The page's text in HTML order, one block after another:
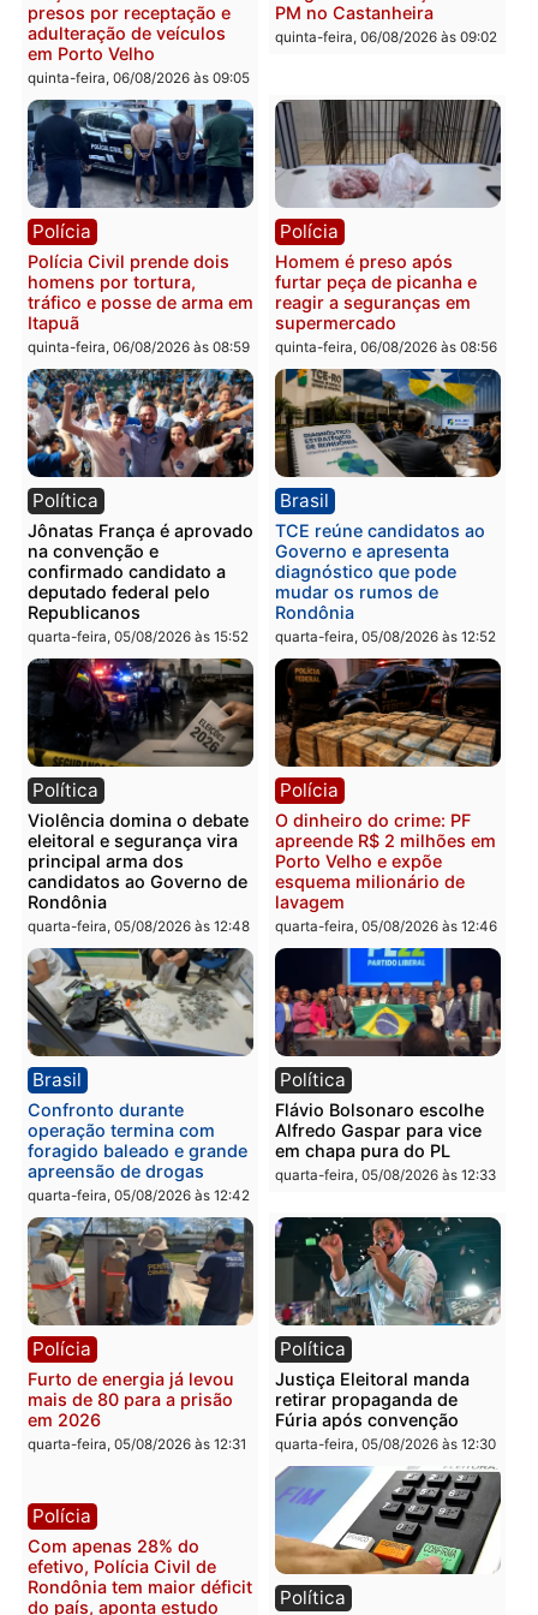
quinta-feira, 06/08/2026 às 18:20
Polícia
Jovem é encontrado morto
na Rua dos Cravos e caso
é investigado pela polícia
em RO
quinta-feira, 06/08/2026 às 09:26
Polícia
Homem é esfaqueado no
tórax durante briga com
vizinho no bairro
Guimarães
quinta-feira, 06/08/2026 às
Polícia
Três suspeitos ligados a
facção criminosa são
presos por receptação e
adulteração de veículos
em Porto Velho
quinta-feira, 06/08/2026 às 09:05
Polícia
Homem é preso com
drogas durante ação da
PM no Castanheira
quinta-feira, 06/08/2026 às
Polícia
Polícia Civil prende dois
homens por tortura,
tráfico e posse de arma em
Itapuã
quinta-feira, 06/08/2026 às 08:59
Polícia
Homem é preso após
furtar peça de picanha e
reagir a seguranças em
supermercado
quinta-feira, 06/08/2026 às
Política
Jônatas França é aprovado
na convenção e
confirmado candidato a
deputado federal pelo
Republicanos
quarta-feira, 05/08/2026 às 15:52
Brasil
TCE reúne candidatos ao
Governo e apresenta
diagnóstico que pode
Rondônia
quarta-feira, 05/08/2026 às
Política
Violência domina o debate
candidatos ao Governo de
Rondônia
quarta-feira, 05/08/2026 às 12:48
Polícia
O dinheiro do crime: PF
apreende R$ 2 milhões
Porto Velho e expõe
esquema milionário de
lavagem
quarta-feira, 05/08/2026 às